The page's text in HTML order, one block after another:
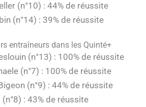
(n°10) : 44% de réussite
(n°14) : 39% de réussite
entraîneurs dans les Quinté+
(n°13) : 100% de réussite
(n°7) : 100% de réussite
(n°9) : 44% de réussite
(n°8) : 43% de réussite